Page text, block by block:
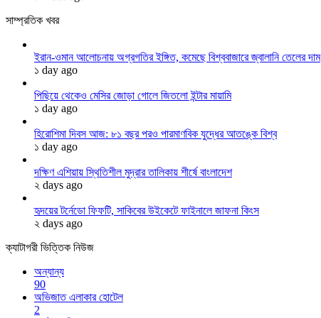
সাম্প্রতিক খবর
ইরান-ওমান আলোচনায় অগ্রগতির ইঙ্গিত, কমেছে বিশ্ববাজারে জ্বালানি তেলের দাম
১ day ago
পিছিয়ে থেকেও মেসির জোড়া গোলে জিতলো ইন্টার মায়ামি
১ day ago
হিরোশিমা দিবস আজ: ৮১ বছর পরও পারমাণবিক যুদ্ধের আতঙ্কে বিশ্ব
১ day ago
দক্ষিণ এশিয়ায় স্থিতিশীল মুদ্রার তালিকায় শীর্ষে বাংলাদেশ
২ days ago
হৃদয়ের টর্নেডো ফিফটি, সাকিবের উইকেটে ফাইনালে জাফনা কিংস
২ days ago
ক্যাটাগরী ভিত্তিক নিউজ
অন্যান্য
90
অভিজাত এলাকার হোটেল
2